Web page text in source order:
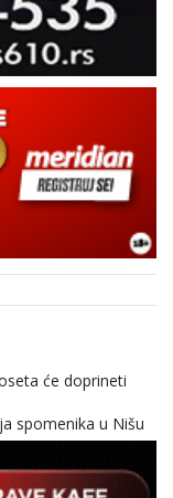
će doprineti
spomenika u Nišu